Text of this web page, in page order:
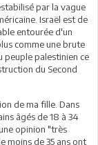
par la vague
Israël est de
entourée d'un
comme une brute
peuple palestinien ce
du Second
de ma fille. Dans
âgés de 18 à 34
opinion "très
moins de 35 ans ont